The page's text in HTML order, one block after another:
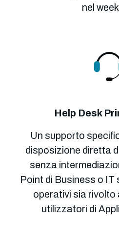
nel
Help Desk
Un supporto
disposizione diretta
senza
Point di Business o IT
operativi sia rivolto
utilizzatori di